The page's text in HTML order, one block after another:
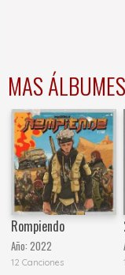
MAS
Rompiendo
Año:2022
12 Canciones